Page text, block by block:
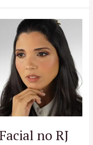
no RJ